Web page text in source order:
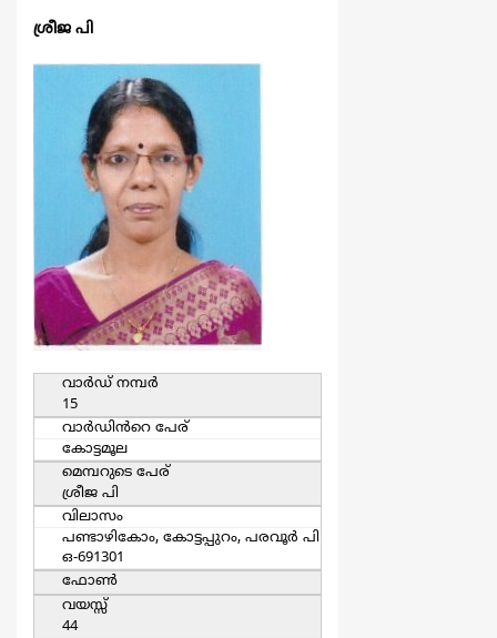
ശ്രീജ പി
വാര്‍ഡ്‌ നമ്പര്‍
15
വാര്‍ഡിൻറെ പേര്
കോട്ടമൂല
മെമ്പറുടെ പേര്
ശ്രീജ പി
വിലാസം
പണ്ടാഴികോം, കോട്ടപ്പുറം, പരവൂര്‍ പി
ഒ-691301
ഫോൺ
വയസ്സ്
44